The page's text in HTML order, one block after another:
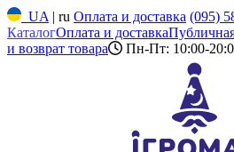
UA | ru Оплата и доставка (095)
КаталогОплата и доставка
и возврат товара
Пн-Пт: 10:00-